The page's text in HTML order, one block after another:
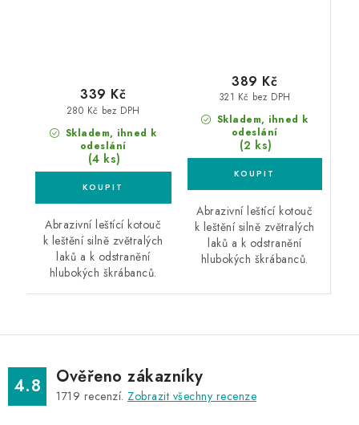
Skladem, ihned k
odeslání
(4 ks)
280 Kč bez DPH
339 Kč
Abrazivní leštící kotouč
k leštění silně zvětralých
laků a k odstranění
hlubokých škrábanců.
Skladem, ihned k
odeslání
(2 ks)
321 Kč bez DPH
389 Kč
Abrazivní leštící kotouč
k leštění silně zvětralých
laků a k odstranění
hlubokých škrábanců.
4.8 Ověřeno zákazníky
1719 recenzí. Zobrazit všechny recenze